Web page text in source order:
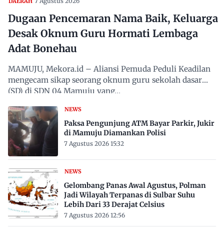
Dugaan Pencemaran Nama Baik, Keluarga
Desak Oknum Guru Hormati Lembaga
Adat Bonehau
MAMUJU, Mekora.id – Aliansi Pemuda Peduli Keadilan
mengecam sikap seorang oknum guru sekolah dasar
(SD) di SDN 04 Mamuju yang…
NEWS
Paksa Pengunjung ATM Bayar Parkir, Jukir
di Mamuju Diamankan Polisi
7 Agustus 2026 15:32
NEWS
Gelombang Panas Awal Agustus, Polman
Jadi Wilayah Terpanas di Sulbar Suhu
Lebih Dari 33 Derajat Celsius
7 Agustus 2026 12:56